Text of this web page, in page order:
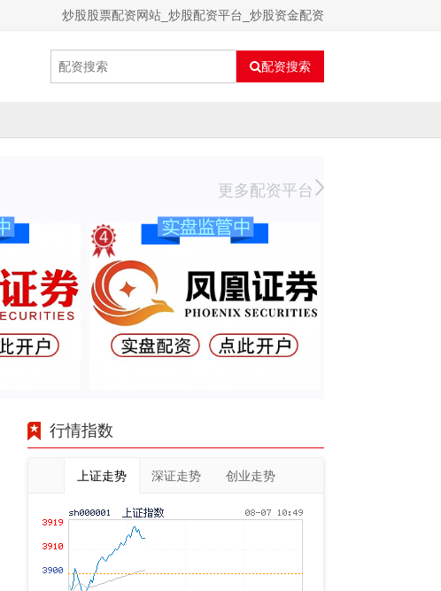
炒股股票配资网站_炒股配资平台_炒股资金配资
配资搜索
更多配资平台
行情指数
上证走势 深证走势 创业走势